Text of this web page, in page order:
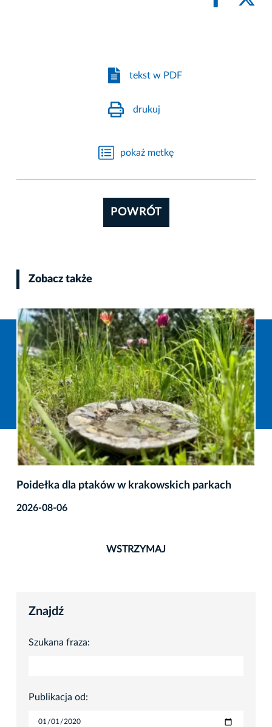
tekst w PDF
drukuj
pokaż metkę
POWRÓT
Zobacz także
Poidełka dla ptaków w krakowskich parkach
2026-08-06
WSTRZYMAJ
Znajdź
Szukana fraza:
Publikacja od: